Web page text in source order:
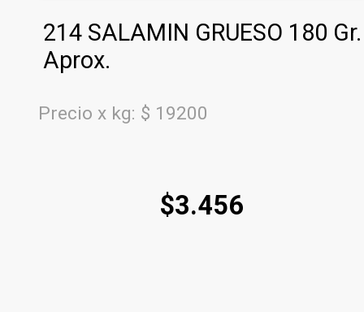
214 SALAMIN GRUESO 180 Gr.
Aprox.
Precio x kg: $ 19200
$3.456